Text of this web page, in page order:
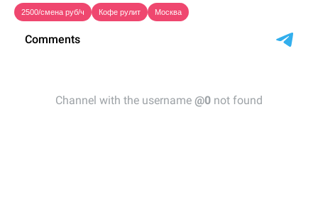
2500/смена руб/ч Кофе рулит Москва